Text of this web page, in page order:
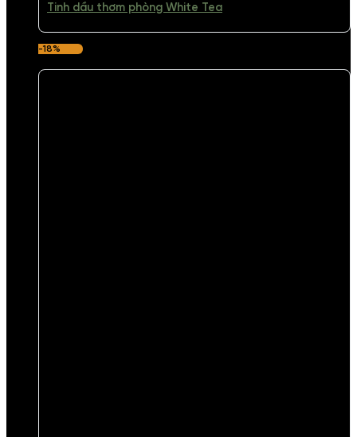
Tinh dầu thơm phòng White Tea
-18%